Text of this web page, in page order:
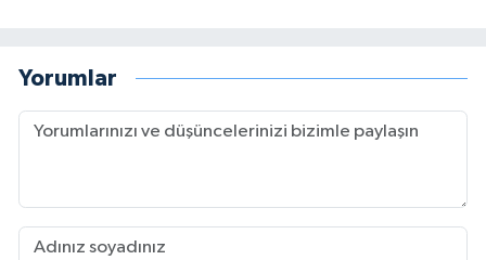
Yorumlar